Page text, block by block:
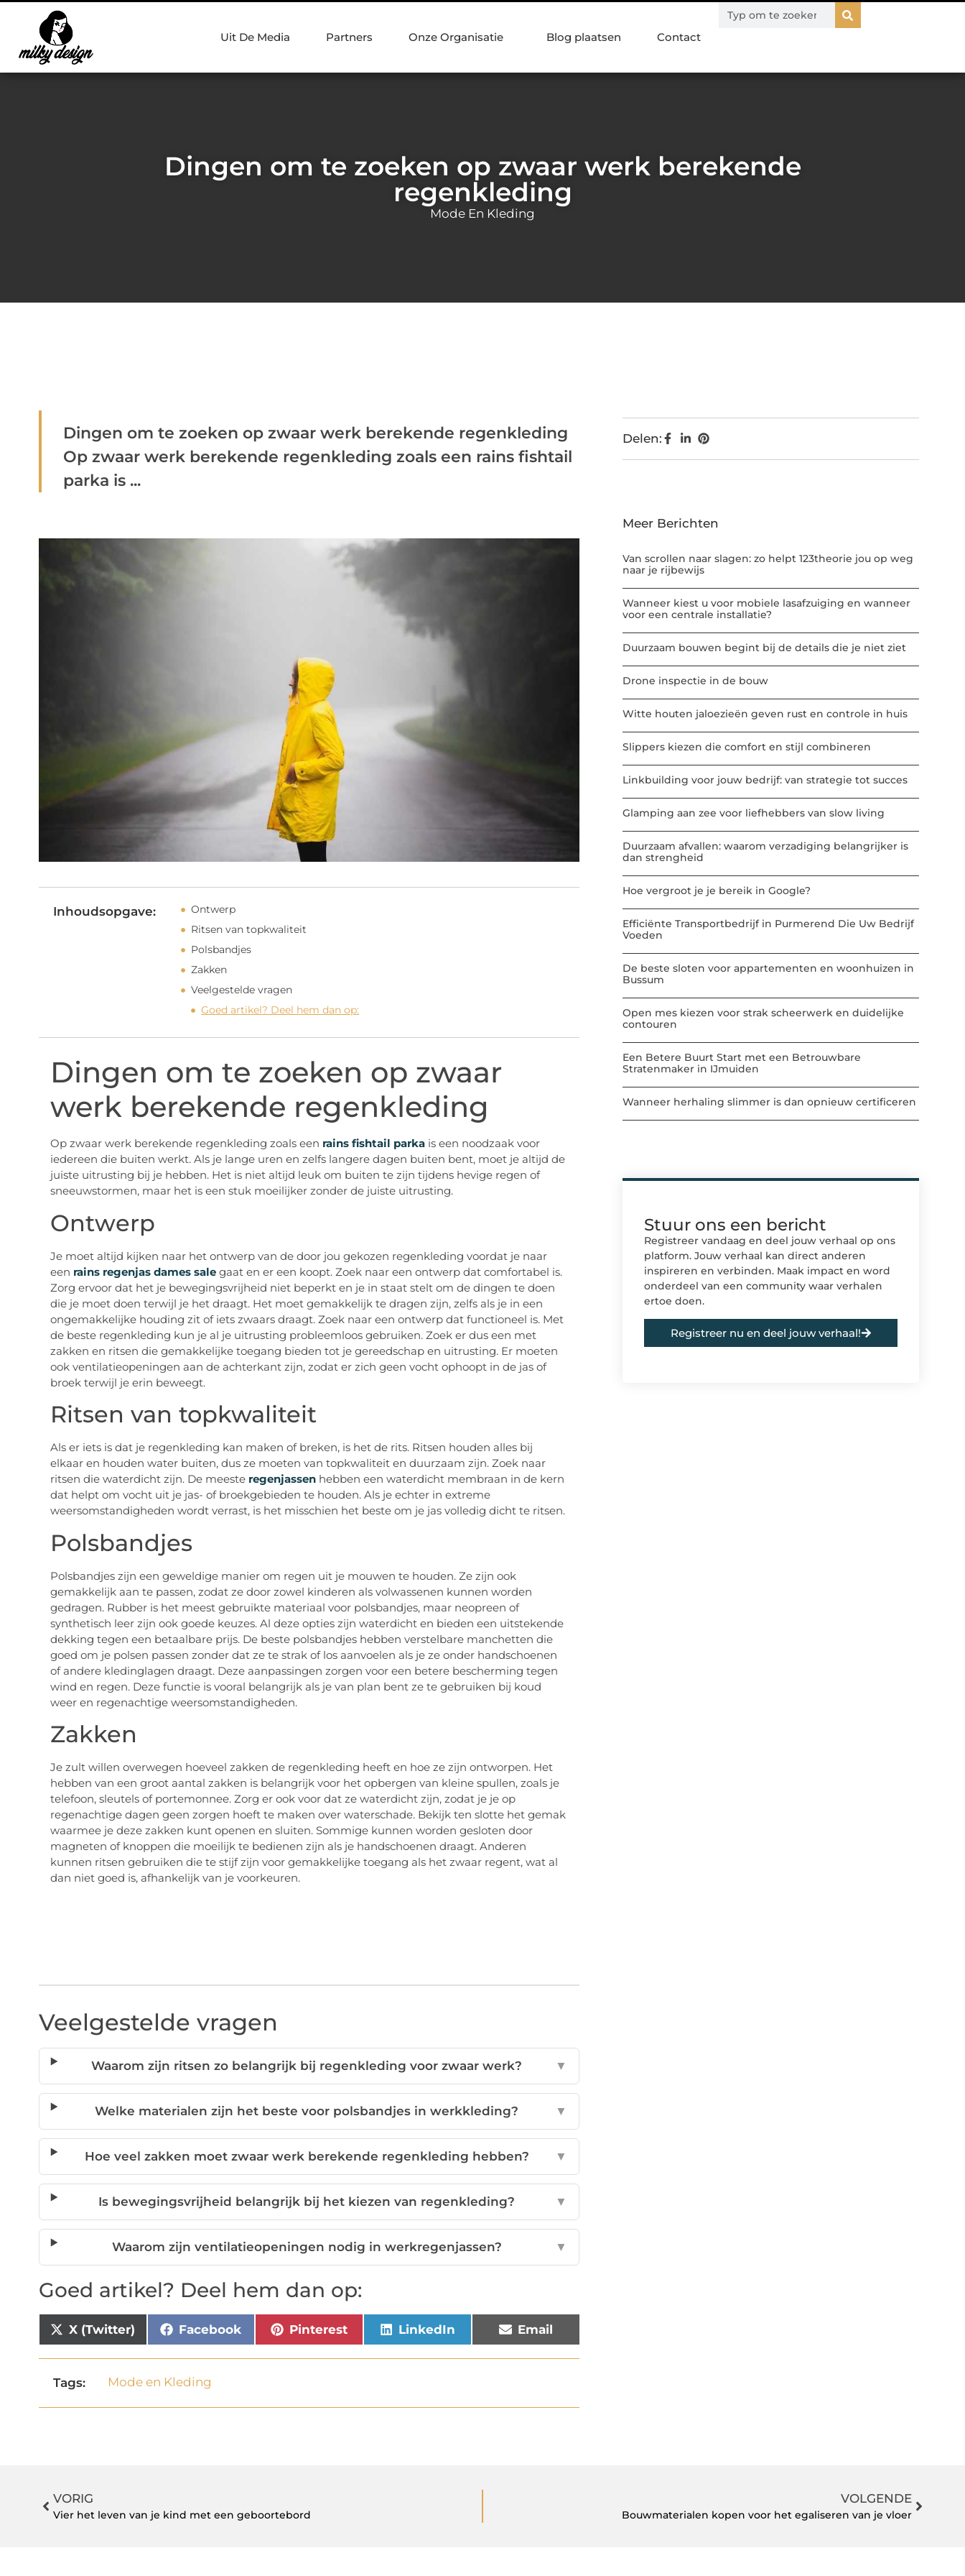
Uit De Media Partners Onze Organisatie Blog plaatsen Contact
Dingen om te zoeken op zwaar werk berekende
regenkleding
Mode En Kleding
Dingen om te zoeken op zwaar werk berekende regenkleding
Op zwaar werk berekende regenkleding zoals een rains fishtail
parka is ...
Inhoudsopgave:
Ontwerp
Ritsen van topkwaliteit
Polsbandjes
Zakken
Veelgestelde vragen
Goed artikel? Deel hem dan op:
Dingen om te zoeken op zwaar
werk berekende regenkleding
Op zwaar werk berekende regenkleding zoals een rains fishtail parkais een noodzaak voor
iedereen die buiten werkt. Als je lange uren en zelfs langere dagen buiten bent, moet je altijd de
juiste uitrusting bij je hebben. Het is niet altijd leuk om buiten te zijn tijdens hevige regen of
sneeuwstormen, maar het is een stuk moeilijker zonder de juiste uitrusting.
Ontwerp
Je moet altijd kijken naar het ontwerp van de door jou gekozen regenkleding voordat je naar
een rains regenjas dames salegaat en er een koopt. Zoek naar een ontwerp dat comfortabel is.
Zorg ervoor dat het je bewegingsvrijheid niet beperkt en je in staat stelt om de dingen te doen
die je moet doen terwijl je het draagt. Het moet gemakkelijk te dragen zijn, zelfs als je in een
ongemakkelijke houding zit of iets zwaars draagt. Zoek naar een ontwerp dat functioneel is. Met
de beste regenkleding kun je al je uitrusting probleemloos gebruiken. Zoek er dus een met
zakken en ritsen die gemakkelijke toegang bieden tot je gereedschap en uitrusting. Er moeten
ook ventilatieopeningen aan de achterkant zijn, zodat er zich geen vocht ophoopt in de jas of
broek terwijl je erin beweegt.
Ritsen van topkwaliteit
Als er iets is dat je regenkleding kan maken of breken, is het de rits. Ritsen houden alles bij
elkaar en houden water buiten, dus ze moeten van topkwaliteit en duurzaam zijn. Zoek naar
ritsen die waterdicht zijn. De meesteregenjassenhebben een waterdicht membraan in de kern
dat helpt om vocht uit je jas- of broekgebieden te houden. Als je echter in extreme
weersomstandigheden wordt verrast, is het misschien het beste om je jas volledig dicht te ritsen.
Polsbandjes
Polsbandjes zijn een geweldige manier om regen uit je mouwen te houden. Ze zijn ook
gemakkelijk aan te passen, zodat ze door zowel kinderen als volwassenen kunnen worden
gedragen. Rubber is het meest gebruikte materiaal voor polsbandjes, maar neopreen of
synthetisch leer zijn ook goede keuzes. Al deze opties zijn waterdicht en bieden een uitstekende
dekking tegen een betaalbare prijs. De beste polsbandjes hebben verstelbare manchetten die
goed om je polsen passen zonder dat ze te strak of los aanvoelen als je ze onder handschoenen
of andere kledinglagen draagt. Deze aanpassingen zorgen voor een betere bescherming tegen
wind en regen. Deze functie is vooral belangrijk als je van plan bent ze te gebruiken bij koud
weer en regenachtige weersomstandigheden.
Zakken
Je zult willen overwegen hoeveel zakken de regenkleding heeft en hoe ze zijn ontworpen. Het
hebben van een groot aantal zakken is belangrijk voor het opbergen van kleine spullen, zoals je
telefoon, sleutels of portemonnee. Zorg er ook voor dat ze waterdicht zijn, zodat je je op
regenachtige dagen geen zorgen hoeft te maken over waterschade. Bekijk ten slotte het gemak
waarmee je deze zakken kunt openen en sluiten. Sommige kunnen worden gesloten door
magneten of knoppen die moeilijk te bedienen zijn als je handschoenen draagt. Anderen
kunnen ritsen gebruiken die te stijf zijn voor gemakkelijke toegang als het zwaar regent, wat al
dan niet goed is, afhankelijk van je voorkeuren.
Veelgestelde vragen
Waarom zijn ritsen zo belangrijk bij regenkleding voor zwaar werk? ▼
Welke materialen zijn het beste voor polsbandjes in werkkleding? ▼
Hoe veel zakken moet zwaar werk berekende regenkleding hebben? ▼
Is bewegingsvrijheid belangrijk bij het kiezen van regenkleding? ▼
Waarom zijn ventilatieopeningen nodig in werkregenjassen? ▼
Goed artikel? Deel hem dan op:
X (Twitter) Facebook Pinterest LinkedIn Email
Tags: Mode en Kleding
Delen:
Meer Berichten
Van scrollen naar slagen: zo helpt 123theorie jou op weg
naar je rijbewijs
Wanneer kiest u voor mobiele lasafzuiging en wanneer
voor een centrale installatie?
Duurzaam bouwen begint bij de details die je niet ziet
Drone inspectie in de bouw
Witte houten jaloezieën geven rust en controle in huis
Slippers kiezen die comfort en stijl combineren
Linkbuilding voor jouw bedrijf: van strategie tot succes
Glamping aan zee voor liefhebbers van slow living
Duurzaam afvallen: waarom verzadiging belangrijker is
dan strengheid
Hoe vergroot je je bereik in Google?
Efficiënte Transportbedrijf in Purmerend Die Uw Bedrijf
Voeden
De beste sloten voor appartementen en woonhuizen in
Bussum
Open mes kiezen voor strak scheerwerk en duidelijke
contouren
Een Betere Buurt Start met een Betrouwbare
Stratenmaker in IJmuiden
Wanneer herhaling slimmer is dan opnieuw certificeren
Stuur ons een bericht
Registreer vandaag en deel jouw verhaal op ons
platform. Jouw verhaal kan direct anderen
inspireren en verbinden. Maak impact en word
onderdeel van een community waar verhalen
ertoe doen.
Registreer nu en deel jouw verhaal!
VORIG
Vier het leven van je kind met een geboortebord
VOLGENDE
Bouwmaterialen kopen voor het egaliseren van je vloer